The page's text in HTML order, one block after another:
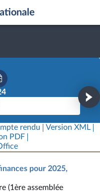
rendu
Version XML
PDF
pour 2025,
(1ère assemblée